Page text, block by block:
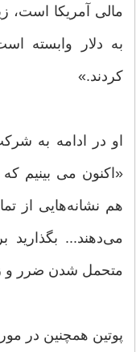
مالی آمریکا است،
به دلار وابسته
کردند.»
او در ادامه به
«اکنون می بینیم
هم نشانه‌هایی از
می‌دهند... بگذارید
متحمل شدن ضرر و
پوتین همچنین در